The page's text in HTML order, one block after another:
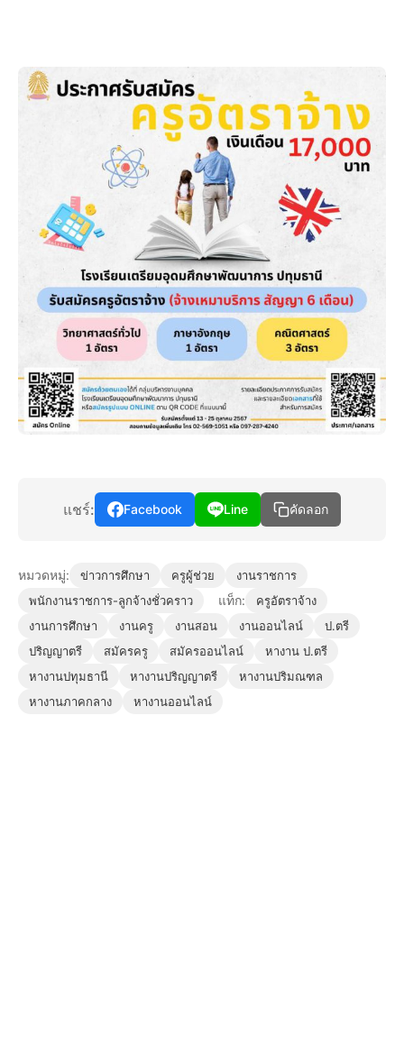
แชร์: Facebook Line คัดลอก
หมวดหมู่: ข่าวการศึกษา ครูผู้ช่วย
งานราชการ
พนักงานราชการ-ลูกจ้างชั่วคราว
แท็ก:
ครูอัตราจ้าง
งานการศึกษา
งานครู งานสอน งานออนไลน์
ป.ตรี
ปริญญาตรี
สมัครครู สมัครออนไลน์
หางาน ป.ตรี
หางานปทุมธานี
หางานปริญญาตรี
หางานปริมณฑล
หางานภาคกลาง
หางานออนไลน์